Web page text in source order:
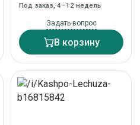
ZN-300797
Под заказ, 4–12 недель
Задать вопрос
В корзину